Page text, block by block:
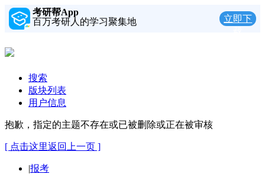
考研帮App
百万考研人的学习聚集地
立即下
搜索
版块列表
用户信息
抱歉，指定的主题不存在或已被删除或正在被审核
[ 点击这里返回上一页 ]
|报考